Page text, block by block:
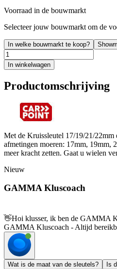
Voorraad in de bouwmarkt
Selecteer jouw bouwmarkt om de
In welke bouwmarkt te koop?
In winkelwagen
Productomschrijving
Met de Kruissleutel 17/19/21/22mm
afmetingen moeren: 17mm, 19mm,
meer kracht zetten. Gaat u wielen
Nieuw
GAMMA Kluscoach
👋Hoi klusser, ik ben de GAMMA
GAMMA Kluscoach - Altijd
Wat is de maat van de sleutels? Is